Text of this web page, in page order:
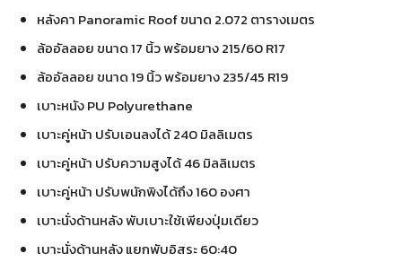
หลังคา Panoramic Roof ขนาด 2.072 ตารางเมตร
ล้ออัลลอย ขนาด 17 นิ้ว พร้อมยาง 215/60 R17
ล้ออัลลอย ขนาด 19 นิ้ว พร้อมยาง 235/45 R19
เบาะหนัง PU Polyurethane
เบาะคู่หน้า ปรับเอนลงได้ 240 มิลลิเมตร
เบาะคู่หน้า ปรับความสูงได้ 46 มิลลิเมตร
เบาะคู่หน้า ปรับพนักพิงได้ถึง 160 องศา
เบาะนั่งด้านหลัง พับเบาะใช้เพียงปุ่มเดียว
เบาะนั่งด้านหลัง แยกพับอิสระ 60:40